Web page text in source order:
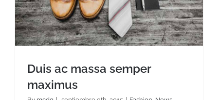
Duis ac massa semper
maximus